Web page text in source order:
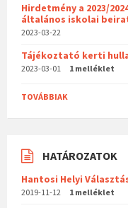
Hirdetmény a 2023/
általános iskolai
2023-03-22
Tájékoztató kerti
2023-03-01 1 melléklet
TOVÁBBIAK
HATÁROZATOK
Hantosi Helyi
2019-11-12 1 melléklet